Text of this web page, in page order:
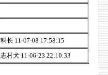
科长 11-07-08 17:58:15
志村犬 11-06-23 22:10:33